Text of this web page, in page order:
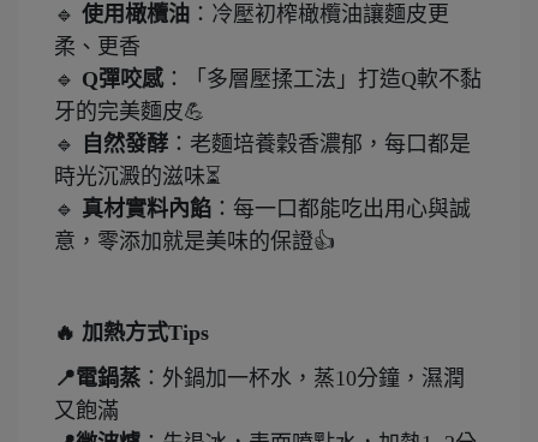
🔹 使用橄欖油 ：冷壓初榨橄欖油讓麵皮更
柔、更香
🔹 Q彈咬感：「多層壓揉工法」打造Q軟不黏
牙的完美麵皮💪
🔹 自然發酵 ：老麵培養穀香濃郁，每口都是
時光沉澱的滋味⏳
🔹 真材實料內餡 ：每一口都能吃出用心與誠
意，零添加就是美味的保證👍
🔥 加熱方式Tips
📍電鍋蒸 ：外鍋加一杯水，蒸10分鐘，濕潤
又飽滿